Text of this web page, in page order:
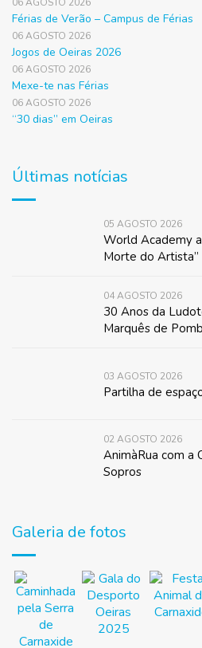
Férias de Verão – Campus de Férias
06 AGOSTO 2026
Jogos de Oeiras 2026
06 AGOSTO 2026
Mexe-te nas Férias
06 AGOSTO 2026
“30 dias” em Oeiras
Últimas notícias
05 AGOSTO 2026
World Academy
Morte do Artista”
04 AGOSTO 2026
30 Anos da
Marquês de
03 AGOSTO 2026
Partilha de
02 AGOSTO 2026
AnimàRua com a
Sopros
Galeria de fotos